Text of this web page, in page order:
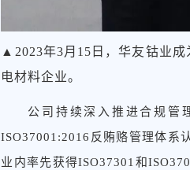
▲2023年3月15日，华友钴业
电材料企业。
公司持续深入推进合规管
ISO37001:2016反贿赂管理体系
业内率先获得ISO37301和